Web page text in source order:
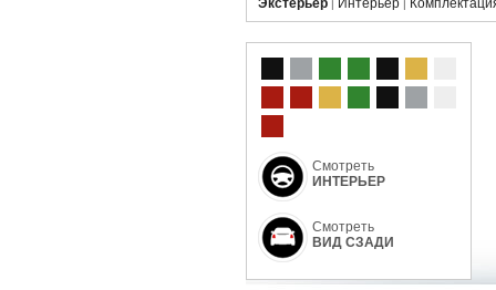
Экстерьер | Интерьер |
Смотреть
ИНТЕРЬЕР
Смотреть
ВИД СЗАДИ